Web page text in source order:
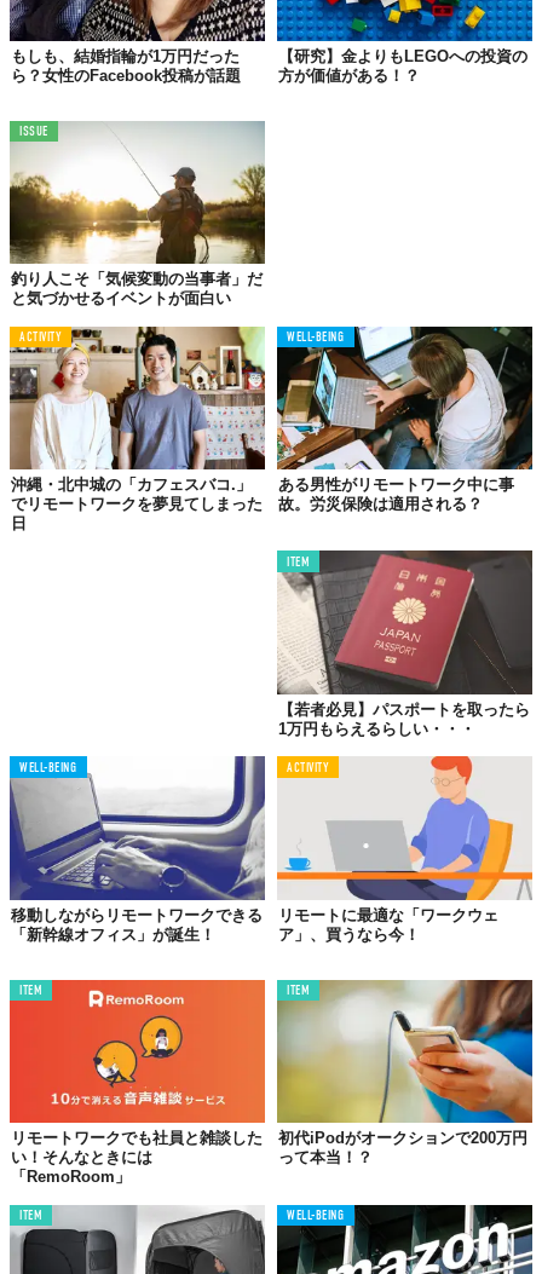
もしも、結婚指輪が1万円だった
ら？女性のFacebook投稿が話題
【研究】金よりもLEGOへの投資の
方が価値がある！？
ISSUE
釣り人こそ「気候変動の当事者」だ
と気づかせるイベントが面白い
ACTIVITY
沖縄・北中城の「カフェスバコ.」
でリモートワークを夢見てしまった
日
WELL-BEING
ある男性がリモートワーク中に事
故。労災保険は適用される？
ITEM
【若者必見】パスポートを取ったら
1万円もらえるらしい・・・
WELL-BEING
移動しながらリモートワークできる
「新幹線オフィス」が誕生！
ACTIVITY
リモートに最適な「ワークウェ
ア」、買うなら今！
ITEM
リモートワークでも社員と雑談した
い！そんなときには
「RemoRoom」
ITEM
初代iPodがオークションで200万円
って本当！？
ITEM WELL-BEING